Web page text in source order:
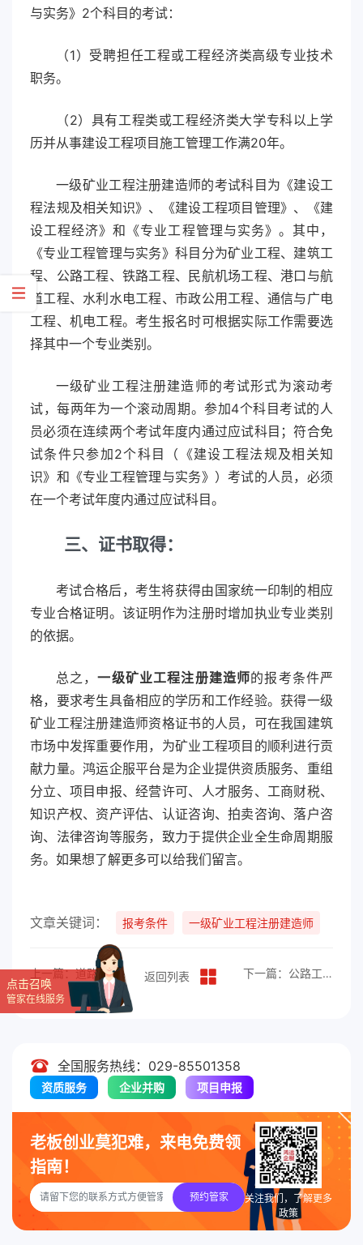
与实务》2个科目的考试：
（1）受聘担任工程或工程经济类高级专业技术
职务。
（2）具有工程类或工程经济类大学专科以上学
历并从事建设工程项目施工管理工作满20年。
一级矿业工程注册建造师的考试科目为《建设工
程法规及相关知识》、《建设工程项目管理》、《建
设工程经济》和《专业工程管理与实务》。其中，
《专业工程管理与实务》科目分为矿业工程、建筑工
程、公路工程、铁路工程、民航机场工程、港口与航
道工程、水利水电工程、市政公用工程、通信与广电
工程、机电工程。考生报名时可根据实际工作需要选
择其中一个专业类别。
一级矿业工程注册建造师的考试形式为滚动考
试，每两年为一个滚动周期。参加4个科目考试的人
员必须在连续两个考试年度内通过应试科目；符合免
试条件只参加2个科目（《建设工程法规及相关知
识》和《专业工程管理与实务》）考试的人员，必须
在一个考试年度内通过应试科目。
三、证书取得：
考试合格后，考生将获得由国家统一印制的相应
专业合格证明。该证明作为注册时增加执业专业类别
的依据。
总之，一级矿业工程注册建造师的报考条件严
格，要求考生具备相应的学历和工作经验。获得一级
矿业工程注册建造师资格证书的人员，可在我国建筑
市场中发挥重要作用，为矿业工程项目的顺利进行贡
献力量。鸿运企服平台是为企业提供资质服务、重组
分立、项目申报、经营许可、人才服务、工商财税、
知识产权、资产评估、认证咨询、拍卖咨询、落户咨
询、法律咨询等服务，致力于提供企业全生命周期服
务。如果想了解更多可以给我们留言。
文章关键词： 报考条件 一级矿业工程注册建造师
上一篇：道路桥梁工程初级工程师报考条件 返回列表 下一篇：公路工程一级建造师报考流程
全国服务热线：029-85501358
资质服务 企业并购 项目申报
老板创业莫犯难，来电免费领
指南！
预约管家
关注我们，了解更多
政策
点击召唤
管家在线服务